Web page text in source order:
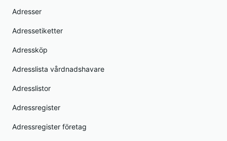
Adresser
Adressetiketter
Adressköp
Adresslista vårdnadshavare
Adresslistor
Adressregister
Adressregister företag